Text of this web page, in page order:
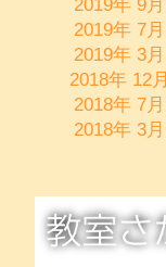
2019年 9月
2019年 7月
2019年 3月
2018年 12月
2018年 7月
2018年 3月